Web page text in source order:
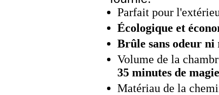
Parfait pour
Écologique et
Brûle sans odeur ni
Volume de la
35 minutes de
Matériau de la